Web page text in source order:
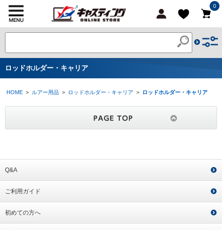
0
ロッドホルダー・キャリア
HOME > ルアー用品 > ロッドホルダー・キャリア > ロッドホルダー・キャリア
Q&A
ご利用ガイド
初めての方へ